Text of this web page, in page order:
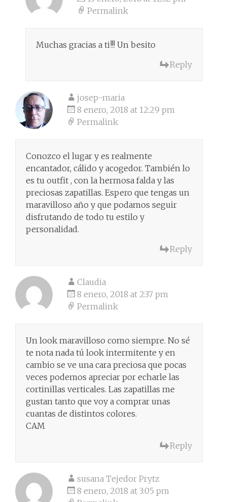
Permalink
Muchas gracias a ti!!! Un besito
Reply
josep-maria
8 enero, 2018 at 12:29 pm
Permalink
Conozco el lugar y es realmente
encantador, cálido y acogedor. También lo
es tu outfit , con la hermosa falda y las
preciosas zapatillas. Espero que tengas un
maravilloso año y que podamos seguir
disfrutando de todo tu estilo y
personalidad.
Reply
Claudia
8 enero, 2018 at 2:37 pm
Permalink
Un look maravilloso como siempre. No sé
te nota nada tú look intermitente y en
cambio se ve una cara preciosa que pocas
veces podemos apreciar por echarle las
cortinillas verticales. Las zapatillas me
gustan tanto que voy a comprar unas
cuantas de distintos colores.
CAM
Reply
susana Tejedor Prytz
8 enero, 2018 at 3:05 pm